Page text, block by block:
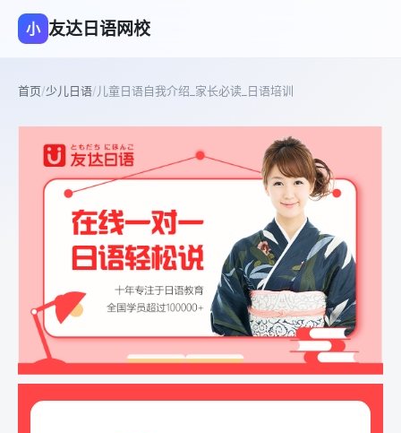
小 友达日语网校
首页/少儿日语/儿童日语自我介绍_家长必读_日语培训